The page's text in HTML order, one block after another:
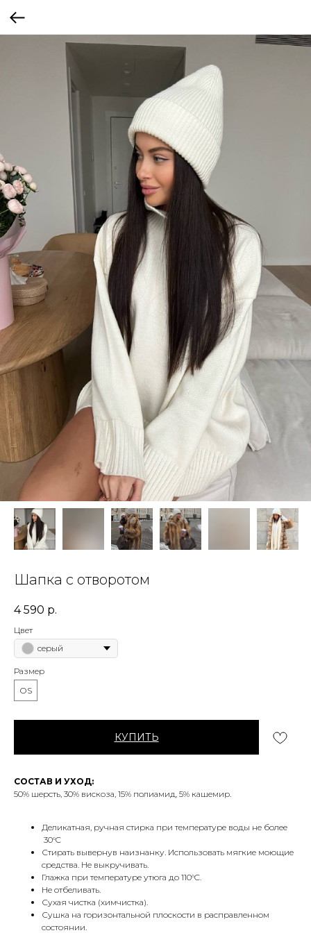
Шапка с отворотом
4 590 р.
Цвет
серый
Размер
ОS
КУПИТЬ
СОСТАВ И УХОД:
50% шерсть, 30% вискоза, 15% полиамид, 5% кашемир.
Деликатная, ручная стирка при температуре воды не более
30°C
Стирать вывернув наизнанку. Использовать мягкие моющие
средства. Не выкручивать.
Глажка при температуре утюга до 110°C.
Не отбеливать.
Сухая чистка (химчистка).
Сушка на горизонтальной плоскости в расправленном
состоянии.